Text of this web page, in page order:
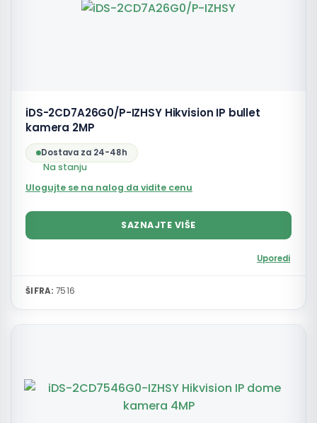
iDS-2CD7A26G0/P-IZHSY Hikvision IP bullet
kamera 2MP
Dostava za 24-48h
Na stanju
Ulogujte se na nalog da vidite cenu
SAZNAJTE VIŠE
Uporedi
ŠIFRA: 7516